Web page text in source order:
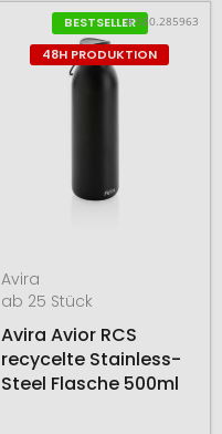
BESTSELLER
48H PRODUKTION
# 580.285963
Avira
ab 25 Stück
Avira Avior RCS
recycelte Stainless-
Steel Flasche 500ml